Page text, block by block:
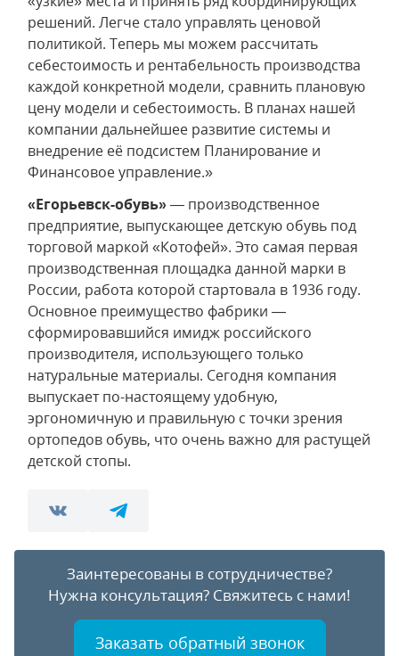
решений. Легче стало управлять ценовой
политикой. Теперь мы можем рассчитать
себестоимость и рентабельность производства
каждой конкретной модели, сравнить плановую
цену модели и себестоимость. В планах нашей
компании дальнейшее развитие системы и
внедрение её подсистем Планирование и
Финансовое управление.»
«Егорьевск-обувь»— производственное
предприятие, выпускающее детскую обувь под
торговой маркой «Котофей». Это самая первая
производственная площадка данной марки в
России, работа которой стартовала в 1936 году.
Основное преимущество фабрики —
сформировавшийся имидж российского
производителя, использующего только
натуральные материалы. Сегодня компания
выпускает по-настоящему удобную,
эргономичную и правильную с точки зрения
ортопедов обувь, что очень важно для растущей
детской стопы.
Заинтересованы в сотрудничестве?
Нужна консультация? Свяжитесь с нами!
Заказать обратный звонок